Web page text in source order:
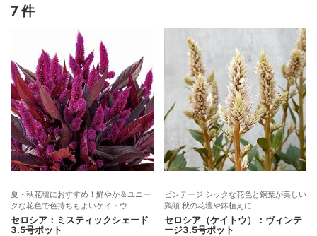
7 件
夏・秋花壇におすすめ！鮮やか＆ユニー
クな花色で色持ちもよいケイトウ
セロシア：ミスティックシェード
3.5号ポット
ビンテージ シックな花色と銅葉が美しい
鶏頭 秋の花壇や鉢植えに
セロシア（ケイトウ）：ヴィンテ
ージ3.5号ポット